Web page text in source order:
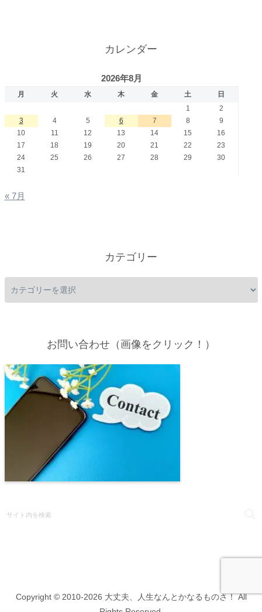
カレンダー
2026年8月
月 火 水 木 金 土
日
1
2
3
4 5 6 7 8
9
10
11 12 13 14 15
16
17
18 19 20 21 22
23
24
25 26 27 28 29
30
31
« 7月
カテゴリー
お問い合わせ（画像をクリック！）
Copyright © 2010-2026 大丈夫、人生なんとかなるものさ！ All